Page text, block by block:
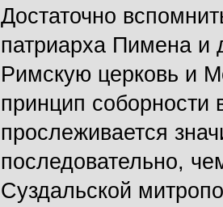
Достаточно
патриарха Пимена и
Римскую церковь и
принцип соборности
прослеживается
последовательно,
Суздальской